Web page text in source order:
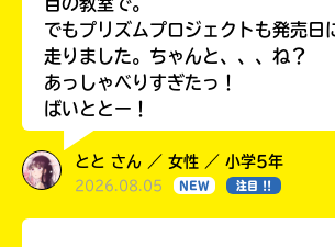
目の教室で。
でもプリズムプロジェクトも発売日
走りました。ちゃんと、、、ね？
あっしゃべりすぎたっ！
ばいととー！
とと さん ／ 女性 ／ 小学5年
2026.08.05 NEW 注目 !!